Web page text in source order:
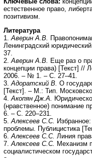
естественное право,
позитивизм.
Литература
1. Аверин А.В.
Ленинградский
37.
2. Аверин А.В.
Еще раз о
концепции права) [Текст] //
2006. – № 1. – С. 27–41.
3. Адоратский В. О
[Текст]. – М.: Тип.
4. Акопян Дж.А.
(нравственное) понимание
6. – С. 220–231.
5. Алексеев С.С.
проблемы. Публицистика
6. Алексеев С.С. Линия
7. Алексеев С.С. Механизм
социалистическом